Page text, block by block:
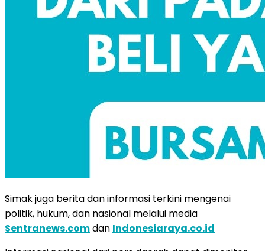
Simak juga berita dan informasi terkini mengenai
politik, hukum, dan nasional melalui media
Sentranews.comdan Indonesiaraya.co.id